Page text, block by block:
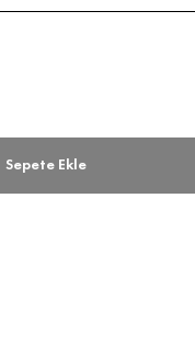
Sepete Ekle